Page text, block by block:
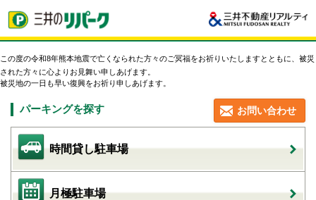
この度の令和8年熊本地震で亡くなられた方々のご冥福をお祈りいたしますとともに、被災
された方々に心よりお見舞い申しあげます。
被災地の一日も早い復興をお祈り申しあげます。
パーキングを探す お問い合わせ
時間貸し駐車場
月極駐車場